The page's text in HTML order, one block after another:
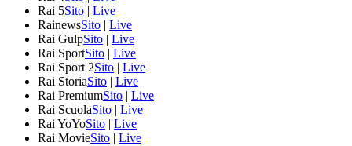
Rai 5Sito | Live
RainewsSito | Live
Rai GulpSito | Live
Rai SportSito | Live
Rai Sport 2Sito | Live
Rai StoriaSito | Live
Rai PremiumSito | Live
Rai ScuolaSito | Live
Rai YoYoSito | Live
Rai MovieSito | Live